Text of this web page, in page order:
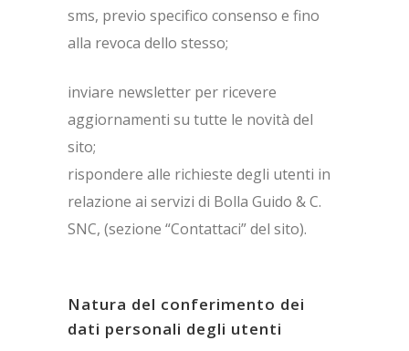
sms, previo specifico consenso e fino
alla revoca dello stesso;
inviare newsletter per ricevere
aggiornamenti su tutte le novità del
sito;
rispondere alle richieste degli utenti in
relazione ai servizi di Bolla Guido & C.
SNC, (sezione “Contattaci” del sito).
Natura del conferimento dei
dati personali degli utenti